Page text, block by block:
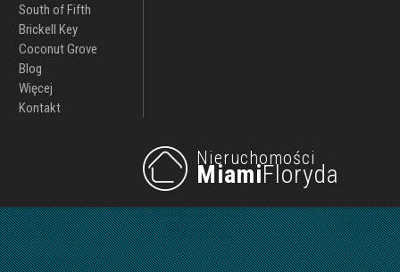
South of Fifth
Brickell Key
Coconut Grove
Blog
Więcej
Kontakt
Nieruchomości
MiamiFloryda